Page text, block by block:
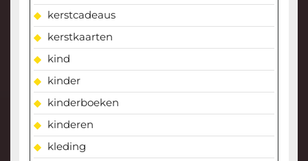
kerstcadeaus
kerstkaarten
kind
kinder
kinderboeken
kinderen
kleding